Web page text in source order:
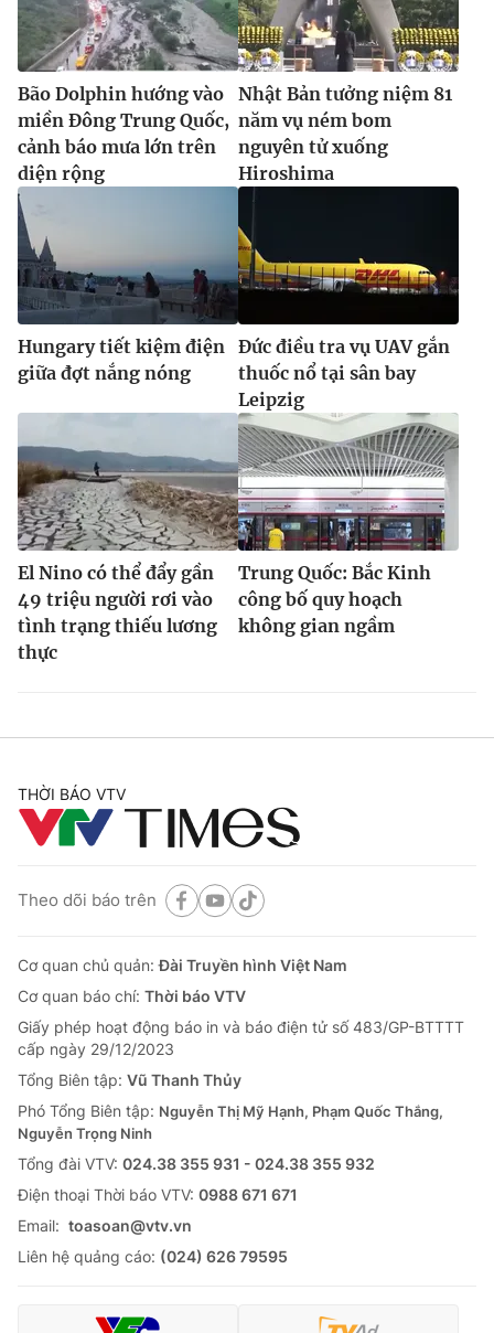
Bão Dolphin hướng vào
miền Đông Trung Quốc,
cảnh báo mưa lớn trên
diện rộng
Nhật Bản tưởng niệm 81
năm vụ ném bom
nguyên tử xuống
Hiroshima
Hungary tiết kiệm điện
giữa đợt nắng nóng
Đức điều tra vụ UAV gắn
thuốc nổ tại sân bay
Leipzig
El Nino có thể đẩy gần
49 triệu người rơi vào
tình trạng thiếu lương
thực
Trung Quốc: Bắc Kinh
công bố quy hoạch
không gian ngầm
THỜI BÁO VTV
Theo dõi báo trên
Cơ quan chủ quản:Đài Truyền hình Việt Nam
Cơ quan báo chí: Thời báo VTV
Giấy phép hoạt động báo in và báo điện tử số 483/GP-BTTTT
cấp ngày 29/12/2023
Tổng Biên tập: Vũ Thanh Thủy
Phó Tổng Biên tập: Nguyễn Thị Mỹ Hạnh, Phạm Quốc Thắng,
Nguyễn Trọng Ninh
Tổng đài VTV: 024.38 355 931 - 024.38 355 932
Ðiện thoại Thời báo VTV: 0988 671 671
Email: toasoan@vtv.vn
Liên hệ quảng cáo: (024) 626 79595